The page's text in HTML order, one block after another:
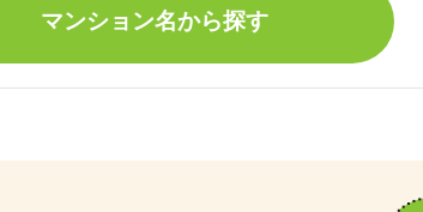
マンション名から探す